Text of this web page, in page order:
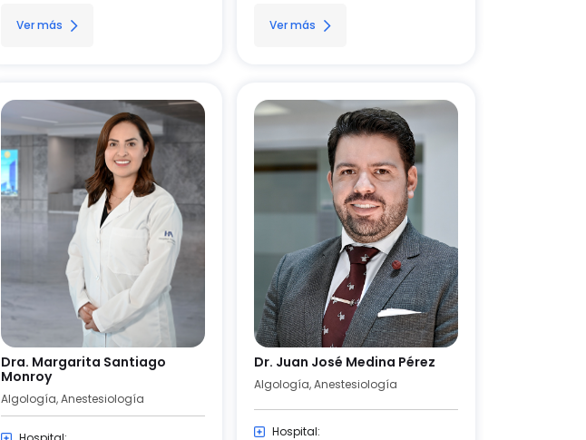
Ver más Ver más
Dra. Margarita Santiago
Monroy
Algología, Anestesiología
Dr. Juan José Medina Pérez
Algología, Anestesiología
Hospital: